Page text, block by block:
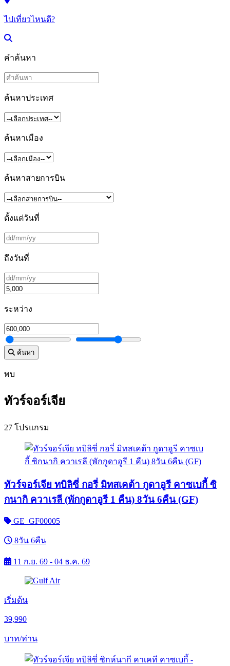
ไปเที่ยวไหนดี?
คำค้นหา
ค้นหาประเทศ
ค้นหาเมือง
ค้นหาสายการบิน
ตั้งแต่วันที่
ถึงวันที่
ระหว่าง
ค้นหา
พบ
ทัวร์จอร์เจีย
27 โปรแกรม
ทัวร์จอร์เจีย ทบิลิซี่ กอรี่ มิทสเคต้า กูดาอูรี คาซเบกี้ ซิ
กนากิ ควาเรลี (พักกูดาอูรี 1 คืน) 8วัน 6คืน (GF)
GE_GF00005
8วัน 6คืน
11 ก.ย. 69 - 04 ธ.ค. 69
เริ่มต้น
39,990
บาท/ท่าน